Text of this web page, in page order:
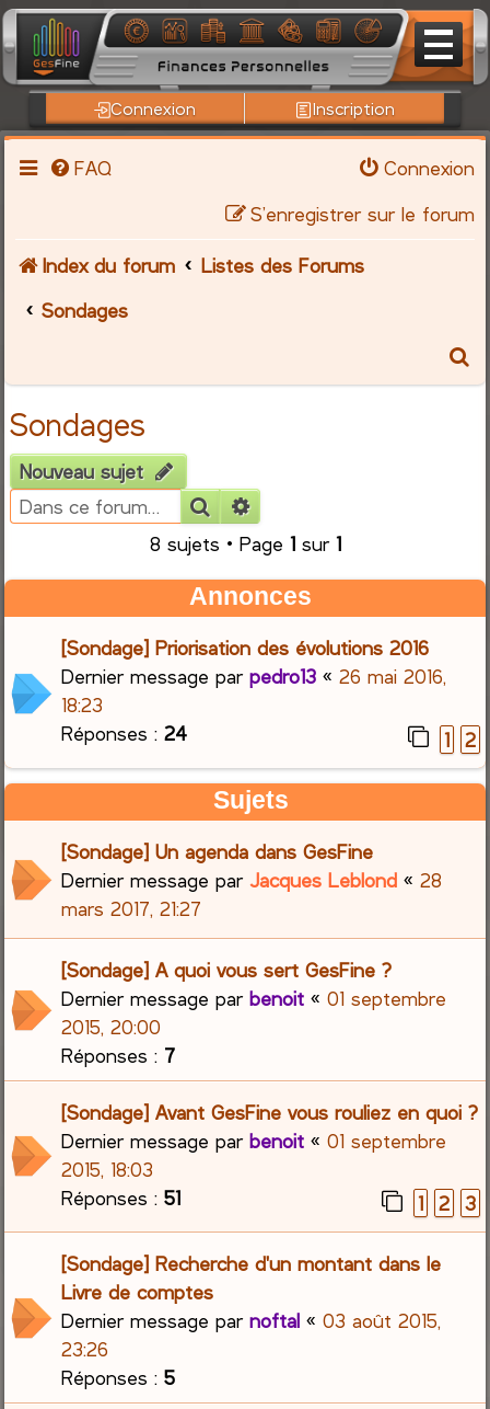
Connexion Inscription
FAQ
Connexion
S’enregistrer sur le forum
Index du forum
Listes des Forums
Sondages
r
c
r
Sondages
Nouveau sujet
Rechercher
8 sujets • Page 1sur 1
Annonces
[Sondage] Priorisation des évolutions 2016
Dernier message parpedro13 «26 mai 2016,
18:23
Réponses :24 1 2
Sujets
[Sondage] Un agenda dans GesFine
Dernier message parJacques Leblond «28
mars 2017, 21:27
[Sondage] A quoi vous sert GesFine ?
Dernier message parbenoit «01 septembre
2015, 20:00
Réponses : 7
[Sondage] Avant GesFine vous rouliez en quoi ?
Dernier message parbenoit «01 septembre
2015, 18:03
Réponses :51 1 2 3
[Sondage] Recherche d'un montant dans le
Livre de comptes
Dernier message parnoftal «03 août 2015,
23:26
Réponses :5